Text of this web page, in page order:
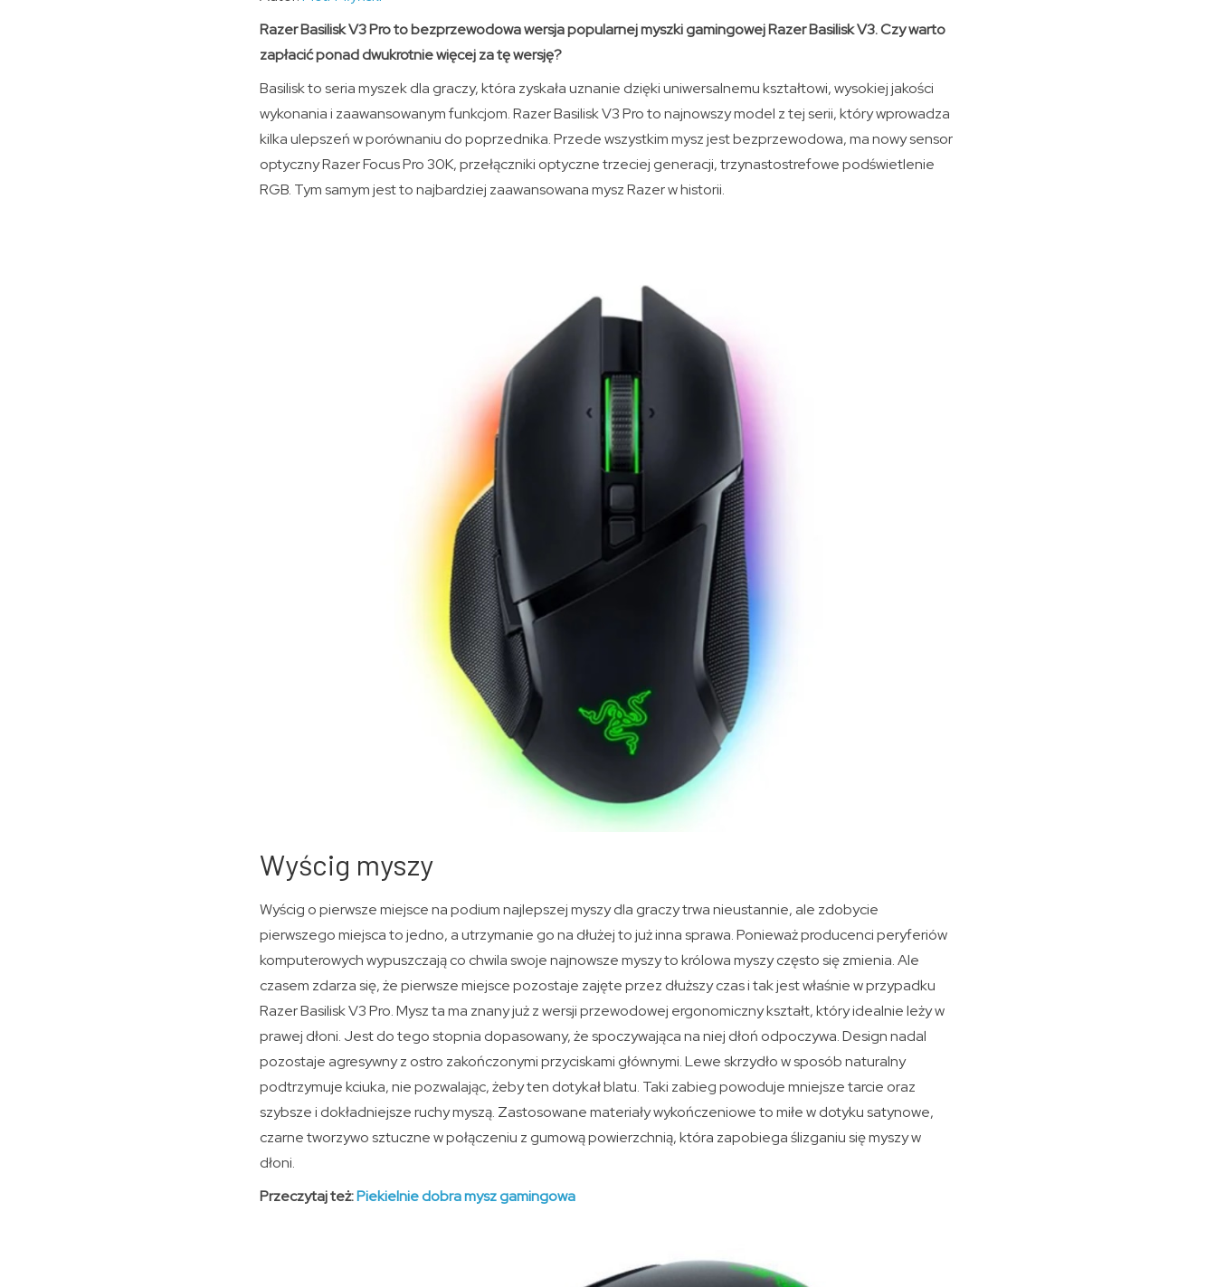
Razer Basilisk V3 Pro to bezprzewodowa wersja popularnej myszki gamingowej Razer Basilisk V3. Czy warto
zapłacić ponad dwukrotnie więcej za tę wersję?
Basilisk to seria myszek dla graczy, która zyskała uznanie dzięki uniwersalnemu kształtowi, wysokiej jakości
wykonania i zaawansowanym funkcjom. Razer Basilisk V3 Pro to najnowszy model z tej serii, który wprowadza
kilka ulepszeń w porównaniu do poprzednika. Przede wszystkim mysz jest bezprzewodowa, ma nowy sensor
optyczny Razer Focus Pro 30K, przełączniki optyczne trzeciej generacji, trzynastostrefowe podświetlenie
RGB. Tym samym jest to najbardziej zaawansowana mysz Razer w historii.
Wyścig myszy
Wyścig o pierwsze miejsce na podium najlepszej myszy dla graczy trwa nieustannie, ale zdobycie
pierwszego miejsca to jedno, a utrzymanie go na dłużej to już inna sprawa. Ponieważ producenci peryferiów
komputerowych wypuszczają co chwila swoje najnowsze myszy to królowa myszy często się zmienia. Ale
czasem zdarza się, że pierwsze miejsce pozostaje zajęte przez dłuższy czas i tak jest właśnie w przypadku
Razer Basilisk V3 Pro. Mysz ta ma znany już z wersji przewodowej ergonomiczny kształt, który idealnie leży w
prawej dłoni. Jest do tego stopnia dopasowany, że spoczywająca na niej dłoń odpoczywa. Design nadal
pozostaje agresywny z ostro zakończonymi przyciskami głównymi. Lewe skrzydło w sposób naturalny
podtrzymuje kciuka, nie pozwalając, żeby ten dotykał blatu. Taki zabieg powoduje mniejsze tarcie oraz
szybsze i dokładniejsze ruchy myszą. Zastosowane materiały wykończeniowe to miłe w dotyku satynowe,
czarne tworzywo sztuczne w połączeniu z gumową powierzchnią, która zapobiega ślizganiu się myszy w
dłoni.
Przeczytaj też:Piekielnie dobra mysz gamingowa